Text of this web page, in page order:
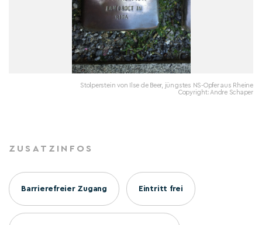
Stolperstein von Ilse de Beer, jüngstes NS-Opfer aus Rheine
Copyright: Andre Schaper
ZUSATZINFOS
Barrierefreier Zugang Eintritt frei